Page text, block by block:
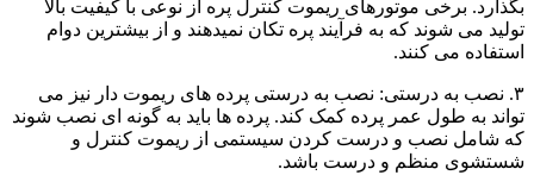
بگذارد. برخی موتورهای ریموت کنترل پره از نوعی با کیفیت بالا
تولید می شوند که به فرآیند پره تکان نمیدهند و از بیشترین دوام
استفاده می کنند.
۳. نصب به درستی: نصب به درستی پرده های ریموت دار نیز می
تواند به طول عمر پرده کمک کند. پرده ها باید به گونه ای نصب شوند
که شامل نصب و درست کردن سیستمی از ریموت کنترل و
شستشوی منظم و درست باشد.